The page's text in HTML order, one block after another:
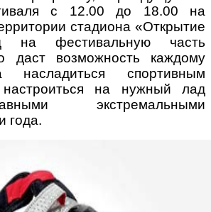
с 12.00 до 18.00 на
стадиона «Открытие
на фестивальную часть
даст возможность каждому
насладиться спортивным
на нужный лад
экстремальными
года.